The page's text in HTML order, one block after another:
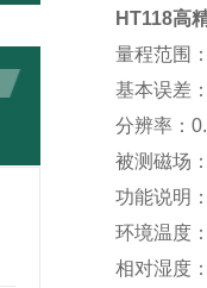
HT118高
量程范围
基本误差
分辨率：
被测磁场
功能说明
环境温度
相对湿度